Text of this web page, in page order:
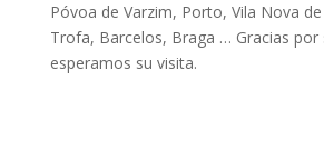
Póvoa de Varzim, Porto, Vila Nova
Trofa, Barcelos, Braga … Gracias por
esperamos su visita.